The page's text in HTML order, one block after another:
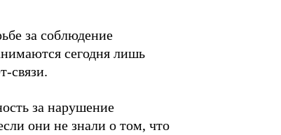
за соблюдение
сегодня лишь
связи.
за нарушение
они не знали о том, что